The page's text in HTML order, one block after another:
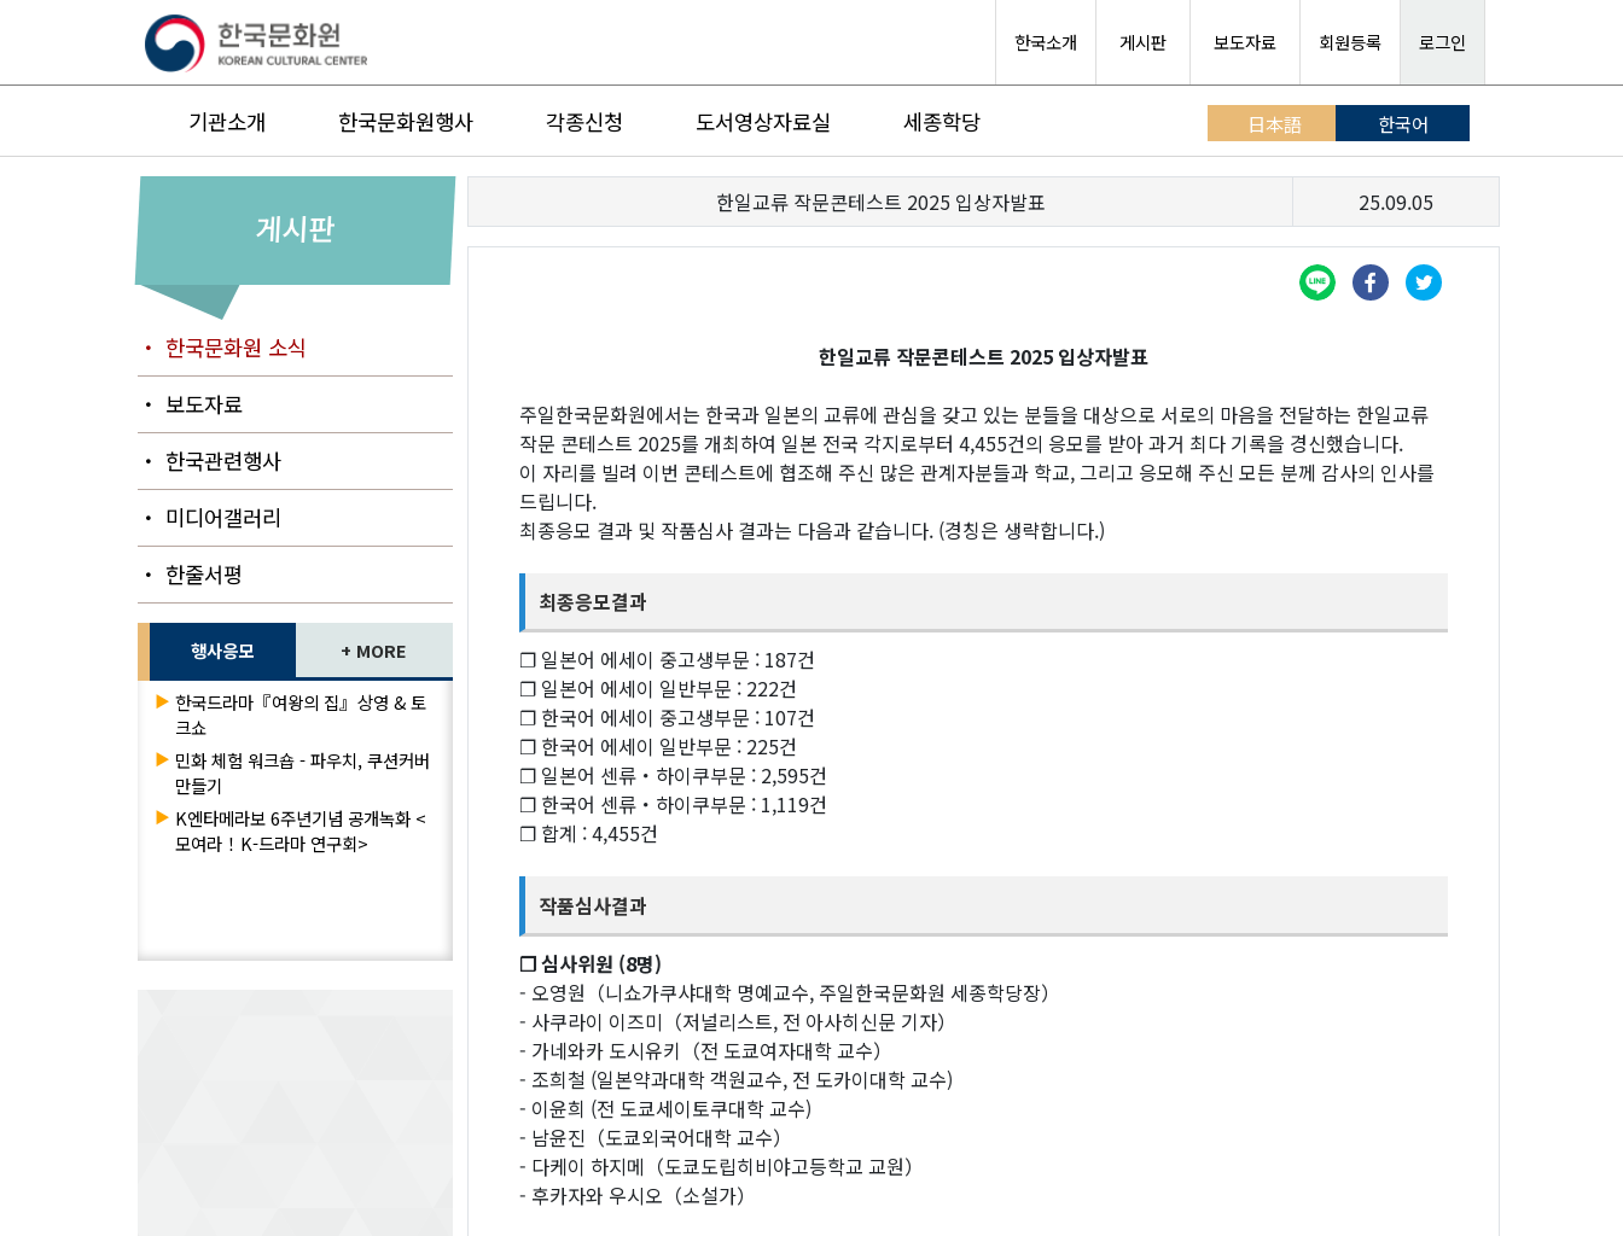
한국소개 게시판 보도자료 회원등록 로그인
기관소개 한국문화원행사 각종신청 도서영상자료실 세종학당 日本語 한국어
게시판
・ 한국문화원 소식
・ 보도자료
・ 한국관련행사
・ 미디어갤러리
・ 한줄서평
행사응모 + MORE
▶ 한국드라마『여왕의 집』상영 & 토
크쇼
▶ 민화 체험 워크숍 - 파우치, 쿠션커버
만들기
▶ K엔타메라보 6주년기념 공개녹화 <
모여라！K-드라마 연구회>
한일교류 작문콘테스트 2025 입상자발표 25.09.05
한일교류 작문콘테스트 2025 입상자발표
주일한국문화원에서는 한국과 일본의 교류에 관심을 갖고 있는 분들을 대상으로 서로의 마음을 전달하는 한일교류
작문 콘테스트 2025를 개최하여 일본 전국 각지로부터 4,455건의 응모를 받아 과거 최다 기록을 경신했습니다.
이 자리를 빌려 이번 콘테스트에 협조해 주신 많은 관계자분들과 학교, 그리고 응모해 주신 모든 분께 감사의 인사를
드립니다.
최종응모 결과 및 작품심사 결과는 다음과 같습니다. (경칭은 생략합니다.)
최종응모결과
❐ 일본어 에세이 중고생부문 : 187건
❐ 일본어 에세이 일반부문 : 222건
❐ 한국어 에세이 중고생부문 : 107건
❐ 한국어 에세이 일반부문 : 225건
❐ 일본어 센류・하이쿠부문 : 2,595건
❐ 한국어 센류・하이쿠부문 : 1,119건
❐ 합계 : 4,455건
작품심사결과
❐ 심사위원 (8명)
- 오영원（니쇼가쿠샤대학 명예교수, 주일한국문화원 세종학당장）
- 사쿠라이 이즈미（저널리스트, 전 아사히신문 기자）
- 가네와카 도시유키（전 도쿄여자대학 교수）
- 조희철 (일본약과대학 객원교수, 전 도카이대학 교수)
- 이윤희 (전 도쿄세이토쿠대학 교수)
- 남윤진（도쿄외국어대학 교수）
- 다케이 하지메（도쿄도립히비야고등학교 교원）
- 후카자와 우시오（소설가）